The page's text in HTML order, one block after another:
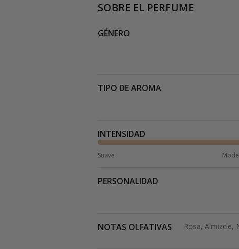
SOBRE EL PERFUME
GÉNERO
TIPO DE AROMA
INTENSIDAD
Suave
PERSONALIDAD
NOTAS OLFATIVAS
Rosa, Almizcle,